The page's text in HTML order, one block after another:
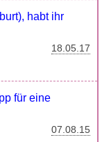
habt ihr
18.05.17
für eine
07.08.15